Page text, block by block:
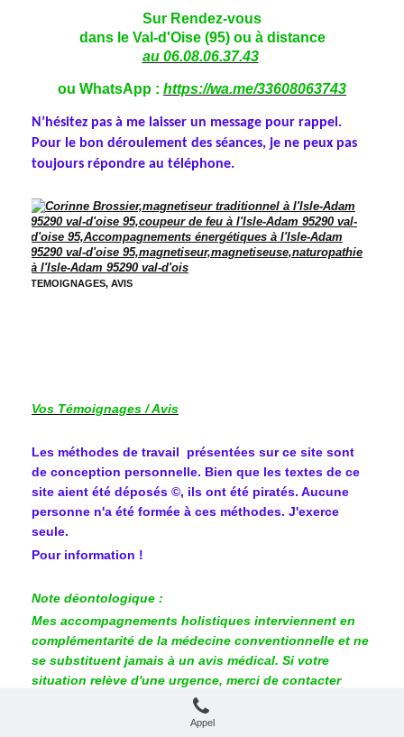
Sur Rendez-vous
dans le Val-d'Oise (95) ou à distance
au 06.08.06.37.43
ou WhatsApp : https://wa.me/33608063743
N’hésitez pas à me laisser un message pour rappel.
Pour le bon déroulement des séances, je ne peux pas
toujours répondre au téléphone.
TEMOIGNAGES, AVIS
Vos Témoignages / Avis
Les méthodes de travail présentées sur ce site sont
de conception personnelle. Bien que les textes de ce
site aient été déposés ©, ils ont été piratés. Aucune
personne n'a été formée à ces méthodes. J'exerce
seule.
Pour information !
Note déontologique :
Mes accompagnements holistiques interviennent en
complémentarité de la médecine conventionnelle et ne
se substituent jamais à un avis médical. Si votre
situation relève d'une urgence, merci de contacter
directement votre médecin traitant ou les services de
Appel